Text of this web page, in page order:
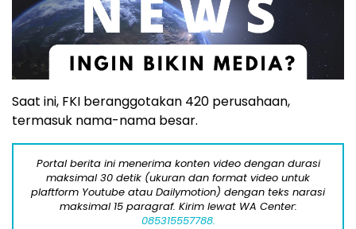
Saat ini, FKI beranggotakan 420 perusahaan,
termasuk nama-nama besar.
Portal berita ini menerima konten video dengan durasi
maksimal 30 detik (ukuran dan format video untuk
plaftform Youtube atau Dailymotion) dengan teks narasi
maksimal 15 paragraf. Kirim lewat WA Center:
085315557788.